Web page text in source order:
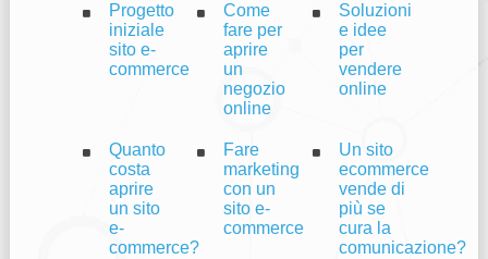
Progetto
iniziale
sito e-
commerce
Come
fare per
aprire
un
negozio
online
Soluzioni
e idee
per
vendere
online
Quanto
costa
aprire
un sito
e-
commerce?
Fare
marketing
con un
sito e-
commerce
Un sito
ecommerce
vende di
più se
cura la
comunicazione?